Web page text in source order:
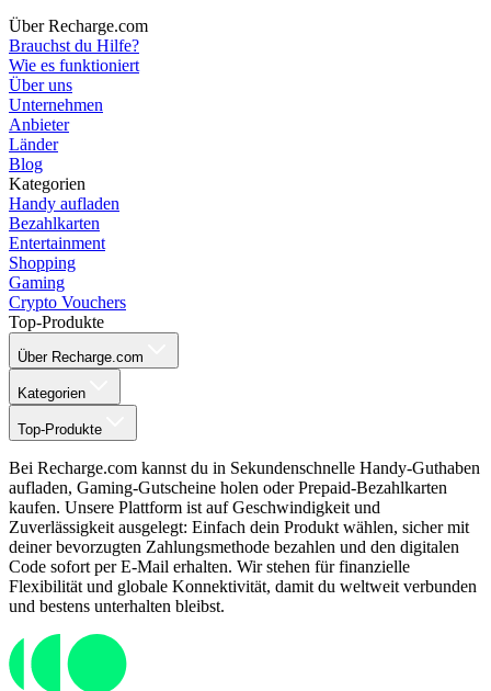
Über Recharge.com
Brauchst du Hilfe?
Wie es funktioniert
Über uns
Unternehmen
Anbieter
Länder
Blog
Kategorien
Handy aufladen
Bezahlkarten
Entertainment
Shopping
Gaming
Crypto Vouchers
Top-Produkte
Über Recharge.com
Kategorien
Top-Produkte
Bei Recharge.com kannst du in Sekundenschnelle Handy-Guthaben
aufladen, Gaming-Gutscheine holen oder Prepaid-Bezahlkarten
kaufen. Unsere Plattform ist auf Geschwindigkeit und
Zuverlässigkeit ausgelegt: Einfach dein Produkt wählen, sicher mit
deiner bevorzugten Zahlungsmethode bezahlen und den digitalen
Code sofort per E-Mail erhalten. Wir stehen für finanzielle
Flexibilität und globale Konnektivität, damit du weltweit verbunden
und bestens unterhalten bleibst.